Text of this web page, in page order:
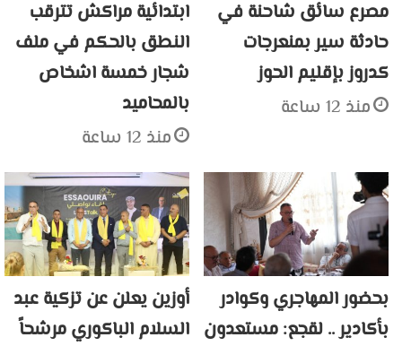
مصرع سائق شاحنة في
حادثة سير بمنعرجات
كدروز بإقليم الحوز
منذ 12 ساعة
ابتدائية مراكش تترقب
النطق بالحكم في ملف
شجار خمسة اشخاص
بالمحاميد
منذ 12 ساعة
بحضور المهاجري وكوادر
بأكادير .. لقجع: مستعدون
أوزين يعلن عن تزكية عبد
السلام الباكوري مرشحاً